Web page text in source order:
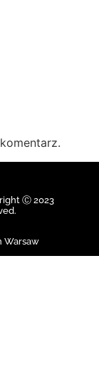
Ⓒ 2023
Warsaw